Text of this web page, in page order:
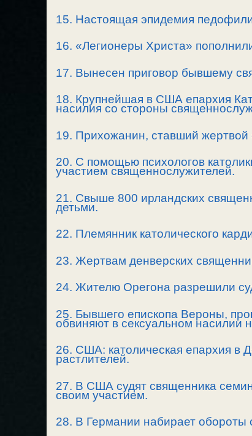
15. Настоящая эпидемия
16. «Легионеры Христа»
17. Вынесен приговор бывшему
18. Крупнейшая в США епархия
насилия со стороны
19. Прихожанин, ставший
20. С помощью психологов
участием священнослужителей.
21. Свыше 800 ирландских
детьми.
22. Племянник католического
23. Жертвам денверских
24. Жителю Орегона разрешили
25. Бывшего епископа Вероны,
обвиняют в сексуальном насилии
26. США: католическая епархия в
растлителей.
27. В США судят священника
своим участием.
28. В Германии набирает